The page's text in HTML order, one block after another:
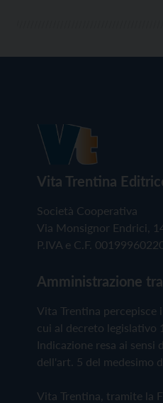
Vita Trentina
Società Cooperativa
Via Monsignor Endrici,
P.IVA e C.F.
Amministrazione
Vita Trentina
cui al decreto legislativo
Indicazione resa ai sensi
dell'art. 5 del medesimo
Vita Trentina, tramite la